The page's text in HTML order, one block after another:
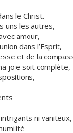
le Christ,
uns les autres,
amour,
dans l’Esprit,
et de la
joie soit complète,
;
ni vaniteux,